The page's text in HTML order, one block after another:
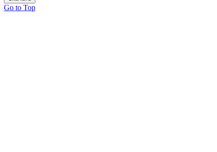
Go to Top